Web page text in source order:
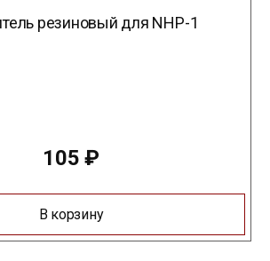
резиновый для NHP-1
105₽
В корзину